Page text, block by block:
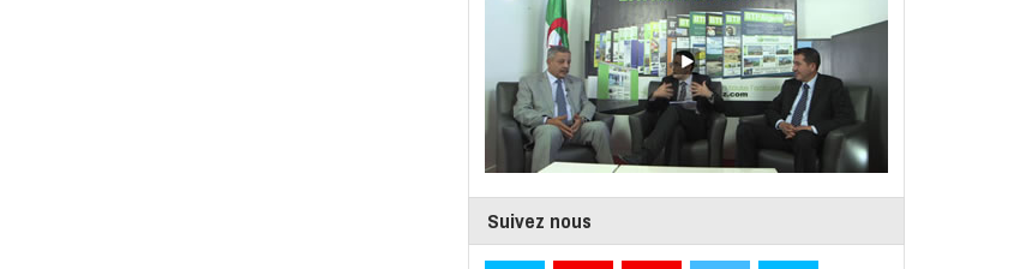
Suivez nous